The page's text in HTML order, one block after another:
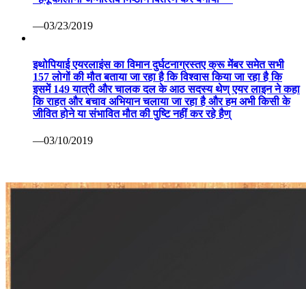
—03/23/2019
इथोपियाई एयरलाइंस का विमान दुर्घटनाग्रस्तए क्रू मेंबर समेत सभी
157 लोगों की मौत बताया जा रहा है कि विश्वास किया जा रहा है कि
इसमें 149 यात्री और चालक दल के आठ सदस्य थेण् एयर लाइन ने कहा
कि राहत और बचाव अभियान चलाया जा रहा है और हम अभी किसी के
जीवित होने या संभावित मौत की पुष्टि नहीं कर रहे हैण्
—03/10/2019